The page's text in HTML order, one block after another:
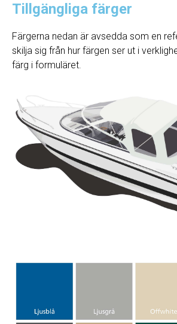
Tillgängliga färger
Färgerna nedan är avsedda som en
skilja sig från hur färgen ser ut i
färg i formuläret.